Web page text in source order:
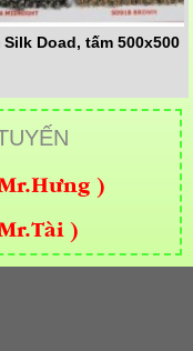
Silk Doad, tấm 500x500
)
)